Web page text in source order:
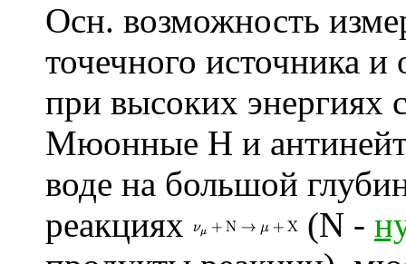
Осн. возможность
точечного источника и
при высоких энергиях
Мюонные Н и
воде на большой
реакциях
(N -